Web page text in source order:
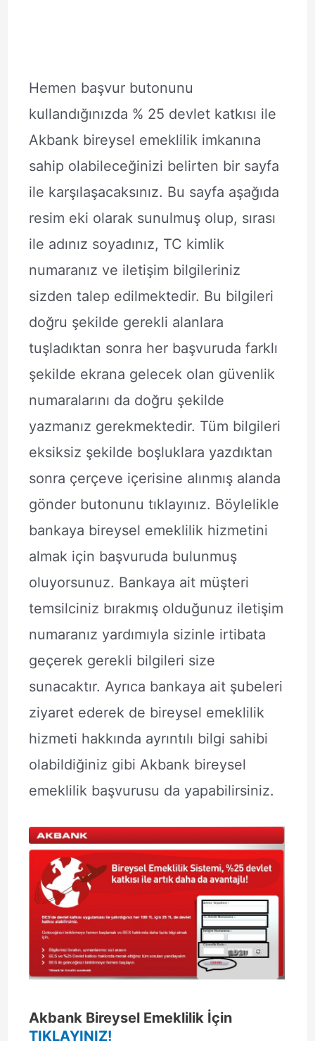
Hemen başvur butonunu
kullandığınızda % 25 devlet katkısı ile
Akbank bireysel emeklilik imkanına
sahip olabileceğinizi belirten bir sayfa
ile karşılaşacaksınız. Bu sayfa aşağıda
resim eki olarak sunulmuş olup, sırası
ile adınız soyadınız, TC kimlik
numaranız ve iletişim bilgileriniz
sizden talep edilmektedir. Bu bilgileri
doğru şekilde gerekli alanlara
tuşladıktan sonra her başvuruda farklı
şekilde ekrana gelecek olan güvenlik
numaralarını da doğru şekilde
yazmanız gerekmektedir. Tüm bilgileri
eksiksiz şekilde boşluklara yazdıktan
sonra çerçeve içerisine alınmış alanda
gönder butonunu tıklayınız. Böylelikle
bankaya bireysel emeklilik hizmetini
almak için başvuruda bulunmuş
oluyorsunuz. Bankaya ait müşteri
temsilciniz bırakmış olduğunuz iletişim
numaranız yardımıyla sizinle irtibata
geçerek gerekli bilgileri size
sunacaktır. Ayrıca bankaya ait şubeleri
ziyaret ederek de bireysel emeklilik
hizmeti hakkında ayrıntılı bilgi sahibi
olabildiğiniz gibi Akbank bireysel
emeklilik başvurusu da yapabilirsiniz.
Akbank Bireysel Emeklilik İçin
TIKLAYINIZ!